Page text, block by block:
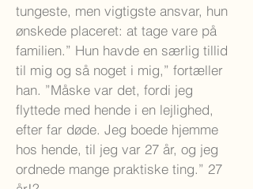
tungeste, men vigtigste ansvar, hun
ønskede placeret: at tage vare på
familien.” Hun havde en særlig tillid
til mig og så noget i mig,” fortæller
han. ”Måske var det, fordi jeg
flyttede med hende i en lejlighed,
efter far døde. Jeg boede hjemme
hos hende, til jeg var 27 år, og jeg
ordnede mange praktiske ting.” 27